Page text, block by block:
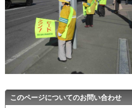
このページについてのお問い合わせ